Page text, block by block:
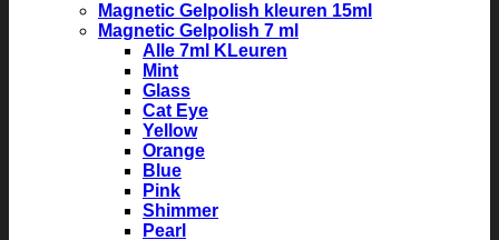
Magnetic Gelpolish kleuren 15ml
Magnetic Gelpolish 7 ml
Alle 7ml KLeuren
Mint
Glass
Cat Eye
Yellow
Orange
Blue
Pink
Shimmer
Pearl